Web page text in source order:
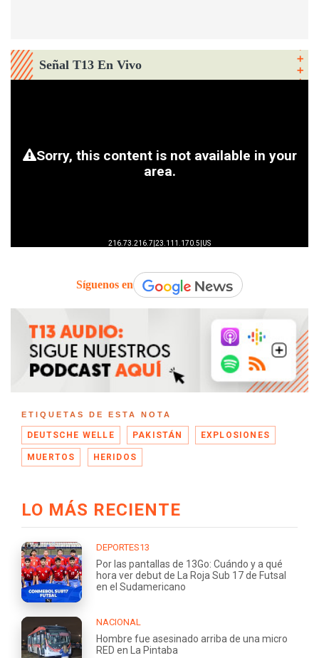
Señal T13 En Vivo
Síguenos en
ETIQUETAS DE ESTA NOTA
DEUTSCHE WELLE PAKISTÁN EXPLOSIONES
MUERTOS HERIDOS
LO MÁS RECIENTE
DEPORTES13
Por las pantallas de 13Go: Cuándo y a qué
hora ver debut de La Roja Sub 17 de Futsal
en el Sudamericano
NACIONAL
Hombre fue asesinado arriba de una micro
RED en La Pintaba